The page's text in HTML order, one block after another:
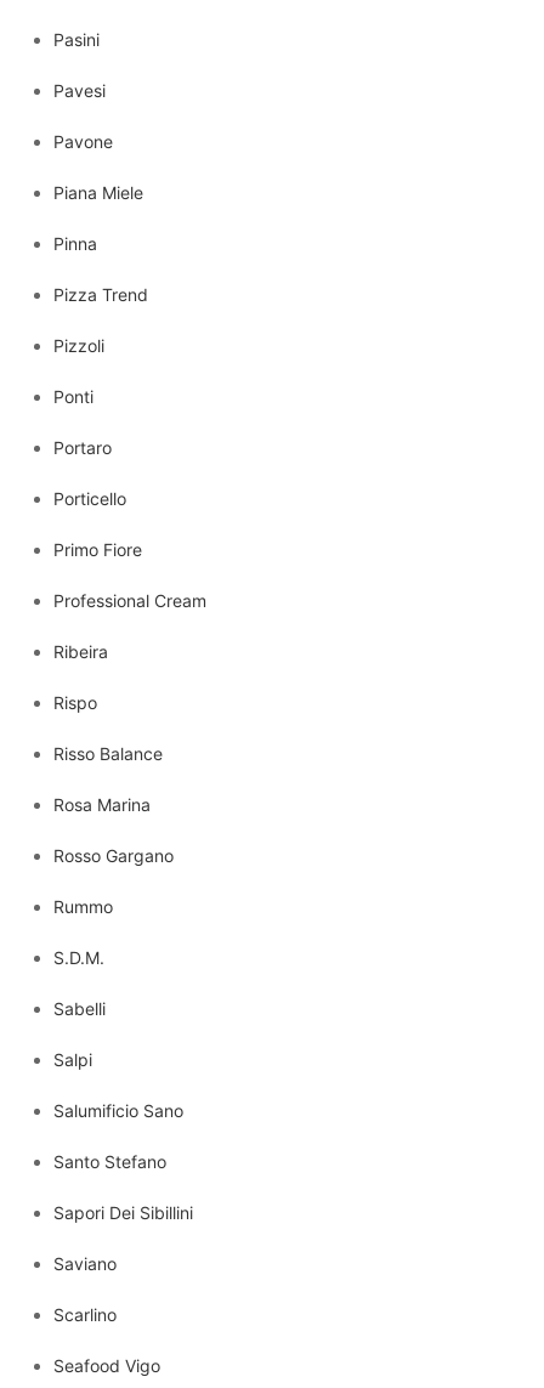
Pasini
Pavesi
Pavone
Piana Miele
Pinna
Pizza Trend
Pizzoli
Ponti
Portaro
Porticello
Primo Fiore
Professional Cream
Ribeira
Rispo
Risso Balance
Rosa Marina
Rosso Gargano
Rummo
S.D.M.
Sabelli
Salpi
Salumificio Sano
Santo Stefano
Sapori Dei Sibillini
Saviano
Scarlino
Seafood Vigo